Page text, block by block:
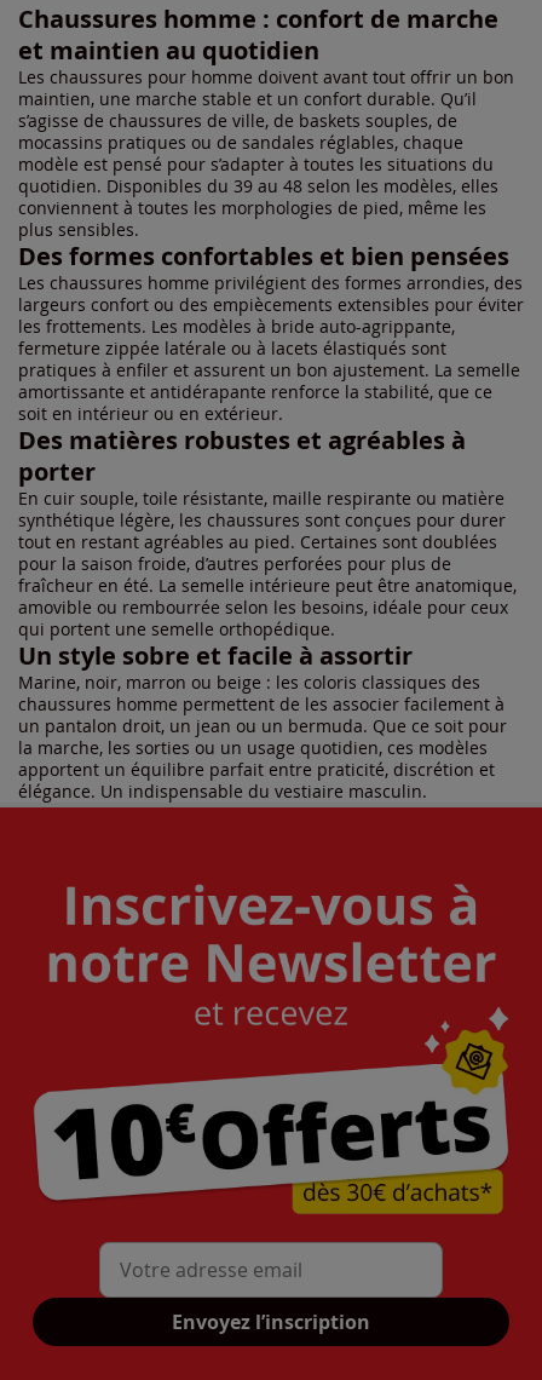
Chaussures homme : confort de marche
et maintien au quotidien
Les chaussures pour homme doivent avant tout offrir un bon
maintien, une marche stable et un confort durable. Qu’il
s’agisse de chaussures de ville, de baskets souples, de
mocassins pratiques ou de sandales réglables, chaque
modèle est pensé pour s’adapter à toutes les situations du
quotidien. Disponibles du 39 au 48 selon les modèles, elles
conviennent à toutes les morphologies de pied, même les
plus sensibles.
Des formes confortables et bien pensées
Les chaussures homme privilégient des formes arrondies, des
largeurs confort ou des empiècements extensibles pour éviter
les frottements. Les modèles à bride auto-agrippante,
fermeture zippée latérale ou à lacets élastiqués sont
pratiques à enfiler et assurent un bon ajustement. La semelle
amortissante et antidérapante renforce la stabilité, que ce
soit en intérieur ou en extérieur.
Des matières robustes et agréables à
porter
En cuir souple, toile résistante, maille respirante ou matière
synthétique légère, les chaussures sont conçues pour durer
tout en restant agréables au pied. Certaines sont doublées
pour la saison froide, d’autres perforées pour plus de
fraîcheur en été. La semelle intérieure peut être anatomique,
amovible ou rembourrée selon les besoins, idéale pour ceux
qui portent une semelle orthopédique.
Un style sobre et facile à assortir
Marine, noir, marron ou beige : les coloris classiques des
chaussures homme permettent de les associer facilement à
un pantalon droit, un jean ou un bermuda. Que ce soit pour
la marche, les sorties ou un usage quotidien, ces modèles
apportent un équilibre parfait entre praticité, discrétion et
élégance. Un indispensable du vestiaire masculin.
Mon adresse mail
Envoyez l’inscription